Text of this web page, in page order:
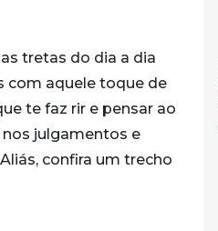
tretas do dia a dia
com aquele toque de
te faz rir e pensar ao
julgamentos e
confira um trecho